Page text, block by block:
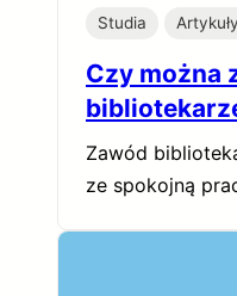
Studia Artykuły
Czy można
Zawód
ze spokojną